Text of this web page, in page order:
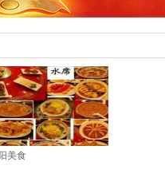
美食